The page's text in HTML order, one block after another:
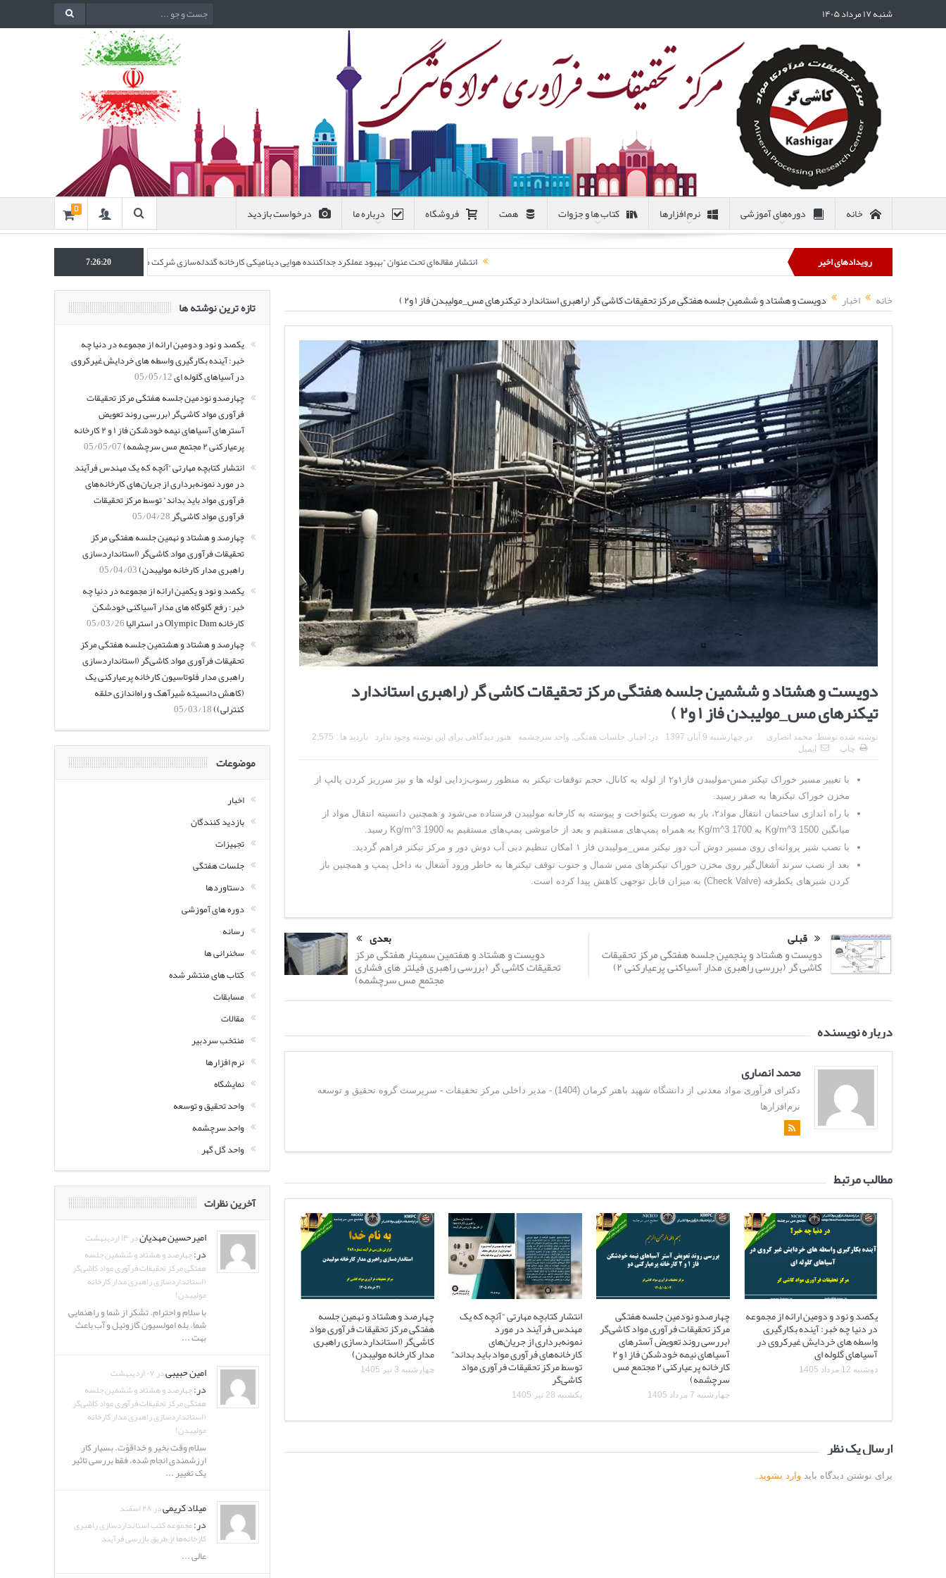
شنبه ۱۷ مرداد ۱۴۰۵
خانه دوره‌های آموزشی نرم افزارها کتاب ها و جزوات همت فروشگاه درباره ما درخواست بازدید 0
رویدادهای اخیر انتشار مقاله‌ای تحت عنوان “بهبود عملکرد جداکننده هوایی دینامیکی کارخانه گندله‌سازی شرکت معدنی و صنعتی گل‌گهر” در نشریه
7:26:21
خانه اخبار دویست و هشتاد و ششمین جلسه هفتگی مرکز تحقیقات کاشی گر (راهبری استاندارد تیکنرهای مس_مولیبدن فاز ۱ و۲ )
دویست و هشتاد و ششمین جلسه هفتگی مرکز تحقیقات کاشی گر (راهبری استاندارد
تیکنرهای مس_مولیبدن فاز ۱ و۲ )
نوشته شده توسط:محمد انصاری درچهارشنبه 9 آبان 1397 در: اخبار ,جلسات هفتگی واحد سرچشمه هنوز دیدگاهی برای این نوشته وجود ندارد
بازدید ها : 2,575
چاپ
ایمیل
با تغییر مسیر خوراک تیکنر مس-مولیبدن فاز۱و۲ از لوله به کانال، حجم توقفات تیکنر به منظور رسوب‌زدایی لوله ها و نیز سرریز کردن پالپ از
مخزن خوراک تیکنرها به صفر رسید.
با راه اندازی ساختمان انتقال مواد۲، بار به صورت یکنواخت و پیوسته به کارخانه مولیبدن فرستاده می‌شود و همچنین دانسیته انتقال مواد از
میانگین Kg/m^3 1500 به Kg/m^3 1700 به همراه پمپ‌های مستقیم و بعد از خاموشی پمپ‌های مستقیم به Kg/m^3 1900 رسید.
با نصب شیر پروانه‌ای روی مسیر دوش آب دور تیکنر مس_مولیبدن فاز ۱ امکان تنظیم دبی آب دوش دور و مرکز تیکنر فراهم گردید.
بعد از نصب سرند آشغال‌گیر روی مخزن خوراک تیکنرهای مس شمال و جنوب توقف تیکنرها به خاطر ورود آشغال به داخل پمپ و همچنین باز
کردن شیرهای یکطرفه (Check Valve) به میزان قابل توجهی کاهش پیدا کرده است.
قبلی
دویست و هشتاد و پنجمین جلسه هفتگی مرکز تحقیقات
کاشی گر (بررسی راهبری مدار آسیاکنی پرعیارکنی ۲)
بعدی
دویست و هشتاد و هفتمین سمینار هفتگی مرکز
تحقیقات کاشی گر (بررسی راهبری فیلتر های فشاری
مجتمع مس سرچشمه)
درباره نویسنده
محمد انصاری
دکترای فرآوری مواد معدنی از دانشگاه شهید باهنر کرمان (1404) - مدیر داخلی مرکز تحقیقات - سرپرست گروه تحقیق و توسعه
نرم‌افزارها
مطالب مرتبط
یکصد و نود و دومین ارائه از مجموعه
در دنیا چه خبر: آینده بکارگیری
واسطه های خردایش غیرکروی در
آسیاهای گلوله ای
دوشنبه 12 مرداد 1405
چهارصدو نودمین جلسه هفتگی
مرکز تحقیقات فرآوری مواد کاشی‌گر
(بررسی روند تعویض آسترهای
آسیاهای نیمه خودشکن فاز ۱ و ۲
کارخانه پرعیارکنی ۲ مجتمع مس
سرچشمه)
چهارشنبه 7 مرداد 1405
انتشار کتابچه مهارتی “آنچه که یک
مهندس فرآیند در مورد
نمونه‌برداری از جریان‌های
کارخانه‌های فرآوری مواد باید بداند”
توسط مرکز تحقیقات فرآوری مواد
کاشی‌گر
یکشنبه 28 تیر 1405
چهارصد و هشتاد و نهمین جلسه
هفتگی مرکز تحقیقات فرآوری مواد
کاشی‌گر (استانداردسازی راهبری
مدار کارخانه مولیبدن)
چهارشنبه 3 تیر 1405
ارسال یک نظر
برای نوشتن دیدگاه بایدوارد بشوید
تازه ترین نوشته ها
یکصد و نود و دومین ارائه از مجموعه در دنیا چه
خبر: آینده بکارگیری واسطه های خردایش غیرکروی
در آسیاهای گلوله ای05/05/12
چهارصدو نودمین جلسه هفتگی مرکز تحقیقات
فرآوری مواد کاشی‌گر (بررسی روند تعویض
آسترهای آسیاهای نیمه خودشکن فاز ۱ و ۲ کارخانه
پرعیارکنی ۲ مجتمع مس سرچشمه)
05/05/07
انتشار کتابچه مهارتی “آنچه که یک مهندس فرآیند
در مورد نمونه‌برداری از جریان‌های کارخانه‌های
فرآوری مواد باید بداند” توسط مرکز تحقیقات
فرآوری مواد کاشی‌گر05/04/28
چهارصد و هشتاد و نهمین جلسه هفتگی مرکز
تحقیقات فرآوری مواد کاشی‌گر (استانداردسازی
راهبری مدار کارخانه مولیبدن)05/04/03
یکصد و نود و یکمین ارائه از مجموعه در دنیا چه
خبر: رفع گلوگاه های مدار آسیاکنی خودشکن
کارخانه Olympic Dam در استرالیا
05/03/26
چهارصد و هشتاد و هشتمین جلسه هفتگی مرکز
تحقیقات فرآوری مواد کاشی‌گر (استانداردسازی
راهبری مدار فلوتاسیون کارخانه پرعیارکنی یک
(کاهش دانسیته شیرآهک و راه‌اندازی حلقه
کنترلی))05/03/18
موضوعات
اخبار
بازدید کنندگان
تجهیزات
جلسات هفتگی
دستاوردها
دوره های آموزشی
رسانه
سخنرانی ها
کتاب های منتشر شده
مسابقات
مقالات
منتخب سردبیر
نرم افزارها
نمایشگاه
واحد تحقیق و توسعه
واحد سرچشمه
واحد گل گهر
آخرین نظرات
امیرحسین مهدیاندر ۱۴ اردیبهشت
در:چهارصد و هشتاد و ششمین جلسه
هفتگی مرکز تحقیقات فرآوری مواد کاشی‌گر
(استانداردسازی راهبری مدار کارخانه
مولیبدن)
با سلام و احترام. تشکر از شما و راهنمایی
شما. بله امولسیون گازوئیل و آب باعث
بهت ...
امین حبیبیدر ۰۷ اردیبهشت
در:چهارصد و هشتاد و ششمین جلسه
هفتگی مرکز تحقیقات فرآوری مواد کاشی‌گر
(استانداردسازی راهبری مدار کارخانه
مولیبدن)
سلام وقت بخیر و خداقوّت. بسیار کار
ارزشمندی انجام شده. فقط بررسی تاثیر
یک تغییر ...
میلاد کریمیدر ۲۸ اسفند
در:مجموعه کتب استانداردسازی راهبری
کارخانه‌ها از طریق بازرسی فرآیند
عالی ...